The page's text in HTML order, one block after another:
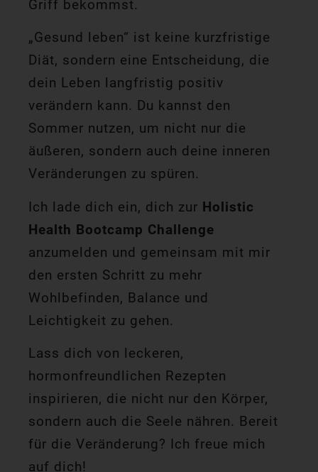
Griff bekommst.
„Gesund leben“ ist keine kurzfristige
Diät, sondern eine Entscheidung, die
dein Leben langfristig positiv
verändern kann. Du kannst den
Sommer nutzen, um nicht nur die
äußeren, sondern auch deine inneren
Veränderungen zu spüren.
Ich lade dich ein, dich zur Holistic
Health Bootcamp Challenge
anzumelden und gemeinsam mit mir
den ersten Schritt zu mehr
Wohlbefinden, Balance und
Leichtigkeit zu gehen.
Lass dich von leckeren,
hormonfreundlichen Rezepten
inspirieren, die nicht nur den Körper,
sondern auch die Seele nähren. Bereit
für die Veränderung? Ich freue mich
auf dich!